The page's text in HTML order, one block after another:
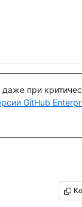
при
GitHub